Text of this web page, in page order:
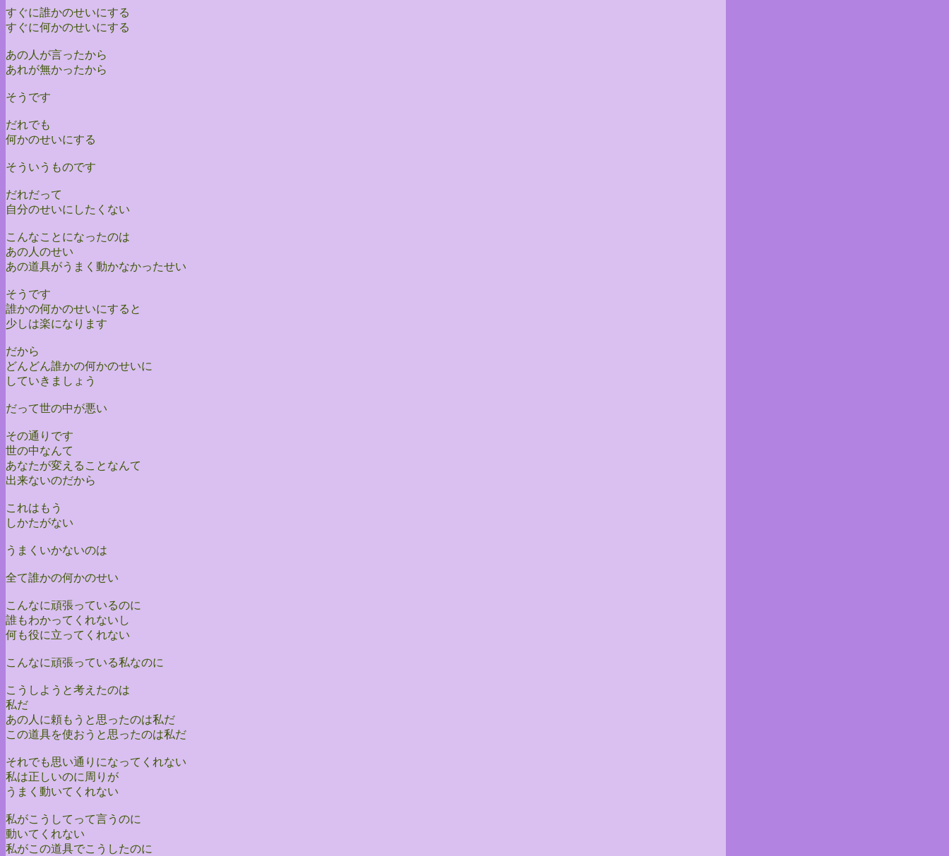
すぐに誰かのせいにする
すぐに何かのせいにする
あの人が言ったから
あれが無かったから
そうです
だれでも
何かのせいにする
そういうものです
だれだって
自分のせいにしたくない
こんなことになったのは
あの人のせい
あの道具がうまく動かなかったせい
そうです
誰かの何かのせいにすると
少しは楽になります
だから
どんどん誰かの何かのせいに
していきましょう
だって世の中が悪い
その通りです
世の中なんて
あなたが変えることなんて
出来ないのだから
これはもう
しかたがない
うまくいかないのは
全て誰かの何かのせい
こんなに頑張っているのに
誰もわかってくれないし
何も役に立ってくれない
こんなに頑張っている私なのに
こうしようと考えたのは
私だ
あの人に頼もうと思ったのは私だ
この道具を使おうと思ったのは私だ
それでも思い通りになってくれない
私は正しいのに周りが
うまく動いてくれない
私がこうしてって言うのに
動いてくれない
私がこの道具でこうしたのに